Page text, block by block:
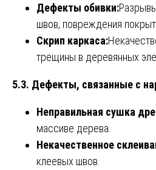
Дефекты обивки:
швов, повреждения
Скрип каркаса:
трещины в деревянных
5.3. Дефекты, связанные с
Неправильная сушка
массиве дерева.
Некачественное
клеевых швов.